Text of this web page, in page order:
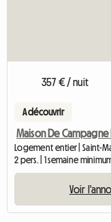
357 € / nuit
A découvrir
Logement entier | Saint-
2 pers. | 1 semaine
Voir